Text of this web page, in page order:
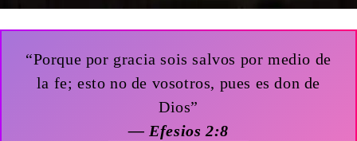
“Porque por gracia sois salvos por medio de
la fe; esto no de vosotros, pues es don de
Dios”
— Efesios 2:8